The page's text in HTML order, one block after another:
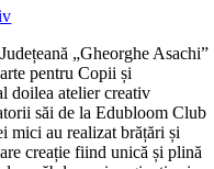
„Gheorghe Asachi”
pentru Copii și
doilea atelier creativ
săi de la Edubloom Club
mici au realizat brățări și
creație fiind unică și plină